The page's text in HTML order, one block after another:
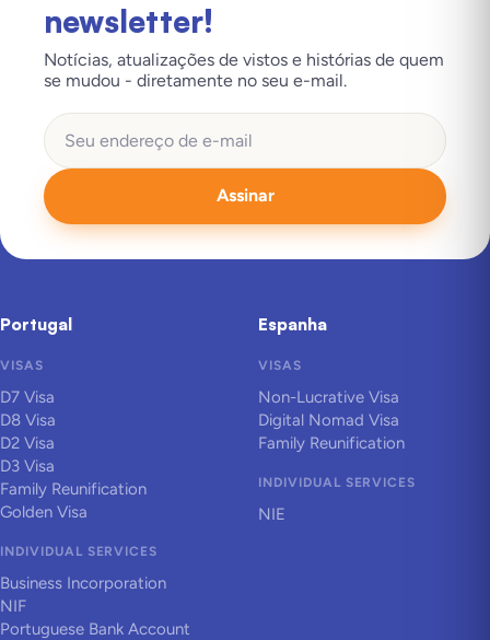
newsletter!
Notícias, atualizações de vistos e histórias de quem
se mudou - diretamente no seu e-mail.
Assinar
Portugal
VISAS
D7 Visa
D8 Visa
D2 Visa
D3 Visa
Family Reunification
Golden Visa
INDIVIDUAL SERVICES
Business Incorporation
NIF
Portuguese Bank Account
Espanha
VISAS
Non-Lucrative Visa
Digital Nomad Visa
Family Reunification
INDIVIDUAL SERVICES
NIE